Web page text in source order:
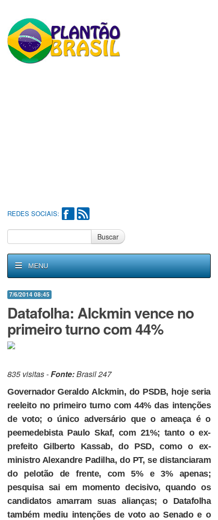
REDES SOCIAIS:
Buscar
MENU
7/6/2014 08:45
Datafolha: Alckmin vence no
primeiro turno com 44%
835 visitas -Fonte:Brasil 247
Governador Geraldo Alckmin, do PSDB, hoje seria
reeleito no primeiro turno com 44% das intenções
de voto; o único adversário que o ameaça é o
peemedebista Paulo Skaf, com 21%; tanto o ex-
prefeito Gilberto Kassab, do PSD, como o ex-
ministro Alexandre Padilha, do PT, se distanciaram
do pelotão de frente, com 5% e 3% apenas;
pesquisa sai em momento decisivo, quando os
candidatos amarram suas alianças; o Datafolha
também mediu intenções de voto ao Senado e o